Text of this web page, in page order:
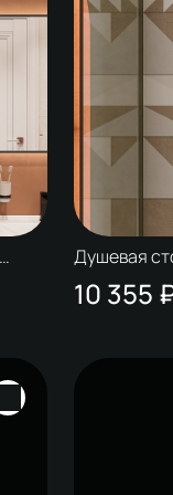
Душевая
S17180CR
10 355